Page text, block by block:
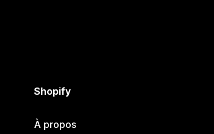
Shopify
À propos